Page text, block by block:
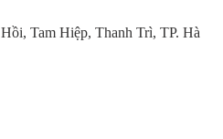
Tam Hiệp, Thanh Trì, TP. Hà